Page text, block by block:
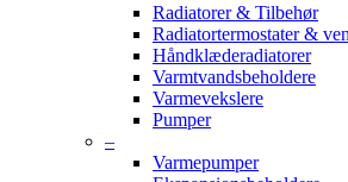
Radiatorer & Tilbehør
Radiatortermostater &
Håndklæderadiatorer
Varmtvandsbeholdere
Varmevekslere
Pumper
–
Varmepumper